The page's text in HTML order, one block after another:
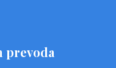
prevoda